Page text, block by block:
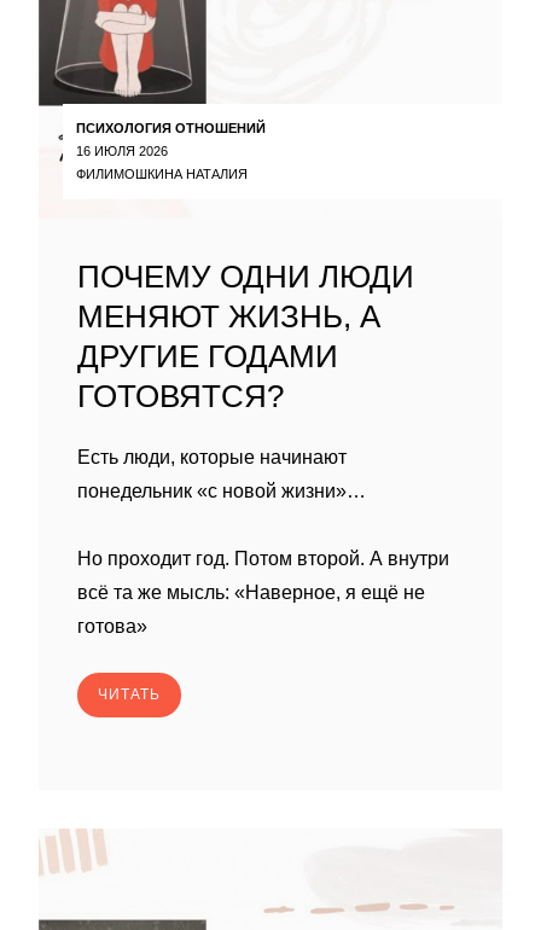
ПСИХОЛОГИЯ ОТНОШЕНИЙ
16 ИЮЛЯ 2026
ФИЛИМОШКИНА НАТАЛИЯ
ПОЧЕМУ ОДНИ ЛЮДИ
МЕНЯЮТ ЖИЗНЬ, А
ДРУГИЕ ГОДАМИ
ГОТОВЯТСЯ?
Есть люди, которые начинают
понедельник «с новой жизни»…
Но проходит год. Потом второй. А внутри
всё та же мысль: «Наверное, я ещё не
готова»
ЧИТАТЬ